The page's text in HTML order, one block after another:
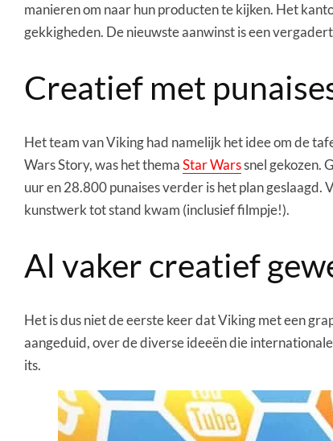
manieren om naar hun producten te kijken. Het
gekkigheden. De nieuwste aanwinst is een
Creatief met
Het team van Viking had namelijk het idee om de
Wars Story, was het themaStar Warssnel gekozen.
uur en 28.800 punaises verder is het plan
kunstwerk tot stand kwam (inclusief filmpje!).
Al vaker creatief
Het is dus niet de eerste keer dat Viking met een
aangeduid, over de diverse ideeën die
its.